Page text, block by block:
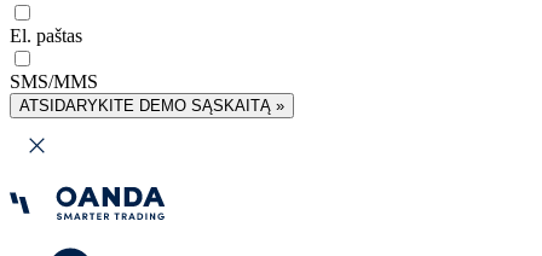
El. paštas
SMS/MMS
ATSIDARYKITE DEMO SĄSKAITĄ »